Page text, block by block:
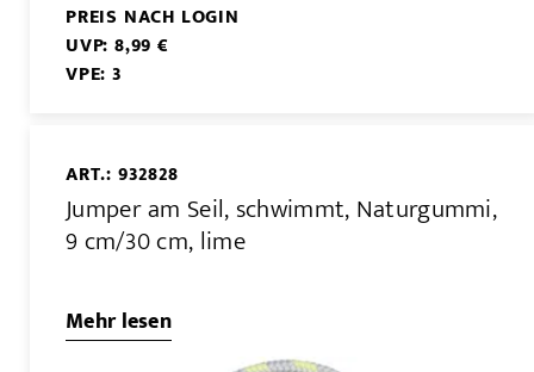
PREIS NACH LOGIN
UVP: 8,99 €
VPE: 3
ART.: 932828
Jumper am Seil, schwimmt, Naturgummi,
9 cm/30 cm, lime
Mehr lesen